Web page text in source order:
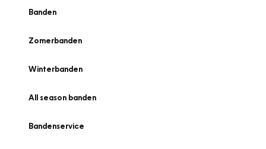
Banden
Zomerbanden
Winterbanden
All season banden
Bandenservice